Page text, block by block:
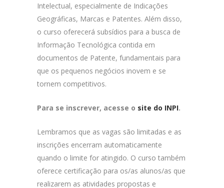
Intelectual, especialmente de Indicações
Geográficas, Marcas e Patentes. Além disso,
o curso oferecerá subsídios para a busca de
Informação Tecnológica contida em
documentos de Patente, fundamentais para
que os pequenos negócios inovem e se
tornem competitivos.
Para se inscrever, acesse o site do INPI.
Lembramos que as vagas são limitadas e as
inscrições encerram automaticamente
quando o limite for atingido. O curso também
oferece certificação para os/as alunos/as que
realizarem as atividades propostas e